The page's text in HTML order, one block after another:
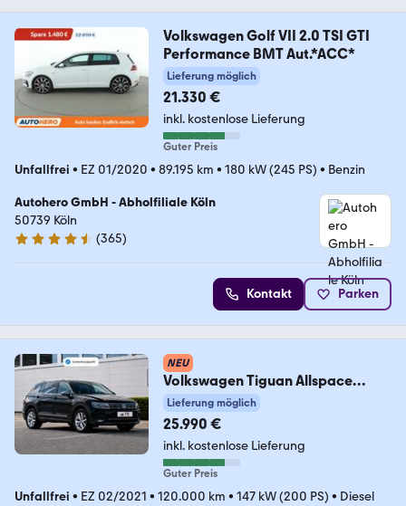
Volkswagen Golf VII 2.0 TSI GTI
Performance BMT Aut.*ACC*
Lieferung möglich
21.330 €
inkl. kostenlose Lieferung
Guter Preis
Unfallfrei • EZ 01/2020 • 89.195 km • 180 kW (245 PS) • Benzin
Autohero GmbH - Abholfiliale Köln
50739 Köln
4.6 Sterne
(365)
Kontakt Parken
NEU
Volkswagen Tiguan Allspace
Highline AHK*PANO*ACC
Lieferung möglich
25.990 €
inkl. kostenlose Lieferung
Guter Preis
Unfallfrei • EZ 02/2021 • 120.000 km • 147 kW (200 PS) • Diesel